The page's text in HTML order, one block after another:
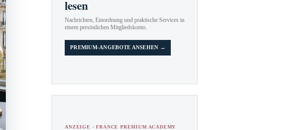
lesen
Nachrichten, Einordnung und praktische Services in
einem persönlichen Mitgliedskonto.
PREMIUM-ANGEBOTE ANSEHEN →
ANZEIGE · FRANCE PREMIUM ACADEMY